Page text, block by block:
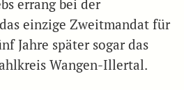
errang bei der
einzige Zweitmandat für
Jahre später sogar das
Wangen-Illertal.